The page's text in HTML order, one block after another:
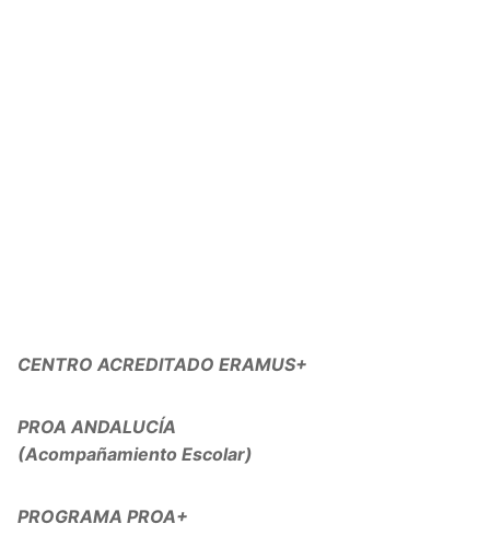
CENTRO ACREDITADO ERAMUS+
PROA ANDALUCÍA
(Acompañamiento Escolar)
PROGRAMA PROA+